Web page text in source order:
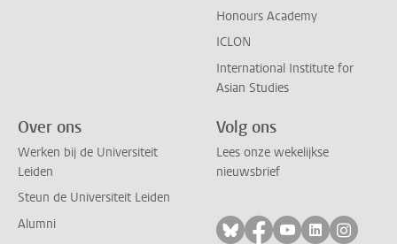
Honours Academy
ICLON
International Institute for
Asian Studies
Over ons
Werken bij de Universiteit
Leiden
Steun de Universiteit Leiden
Alumni
Volg ons
Lees onze wekelijkse
nieuwsbrief
Volg ons op bluesky
Volg ons op
Volg ons op
Volg ons
Volg